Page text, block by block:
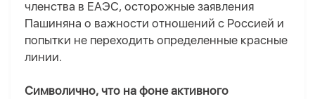
членства в ЕАЭС, осторожные заявления
Пашиняна о важности отношений с Россией и
попытки не переходить определенные красные
линии.
Символично, что на фоне активного